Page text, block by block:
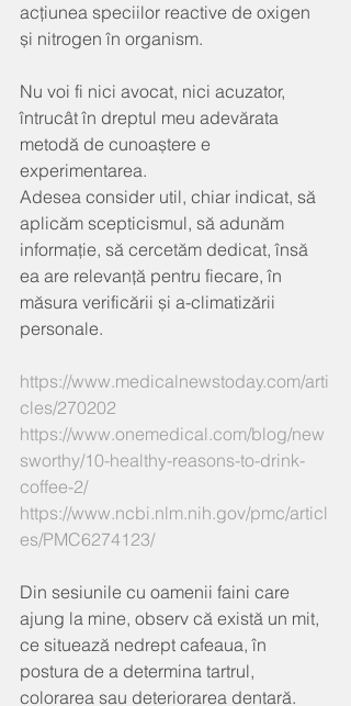
acțiunea speciilor reactive de oxigen
și nitrogen în organism.
Nu voi fi nici avocat, nici acuzator,
întrucât în dreptul meu adevărata
metodă de cunoaștere e
experimentarea.
Adesea consider util, chiar indicat, să
aplicăm scepticismul, să adunăm
informație, să cercetăm dedicat, însă
ea are relevanță pentru fiecare, în
măsura verificării și a-climatizării
personale.
https://www.medicalnewstoday.com/arti
cles/270202
https://www.onemedical.com/blog/new
sworthy/10-healthy-reasons-to-drink-
coffee-2/
https://www.ncbi.nlm.nih.gov/pmc/articl
es/PMC6274123/
Din sesiunile cu oamenii faini care
ajung la mine, observ că există un mit,
ce situează nedrept cafeaua, în
postura de a determina tartrul,
colorarea sau deteriorarea dentară.